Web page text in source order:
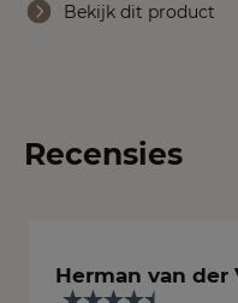
Bekijk dit product
Recensies
Herman van der